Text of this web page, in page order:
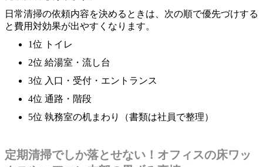
日常清掃の依頼内容を決めるときは、次の順で優先づけする
と費用対効果が出やすくなります。
1位 トイレ
2位 給湯室・流し台
3位 入口・受付・エントランス
4位 通路・階段
5位 執務室の机まわり（書類は社員で整理）
定期清掃でしか落とせない！オフィスの床ワッ